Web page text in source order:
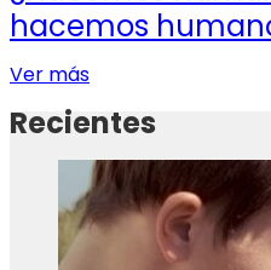
hacemos
Ver más
Recientes